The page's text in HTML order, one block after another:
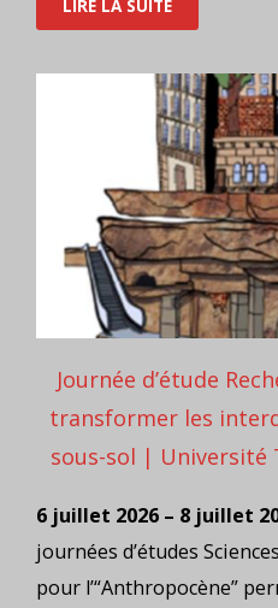
LIRE LA SUITE
Journée d’étude
transformer les
sous-sol | Université
6 juillet 2026 – 8 juillet
journées d’études
pour l’“Anthropocène”